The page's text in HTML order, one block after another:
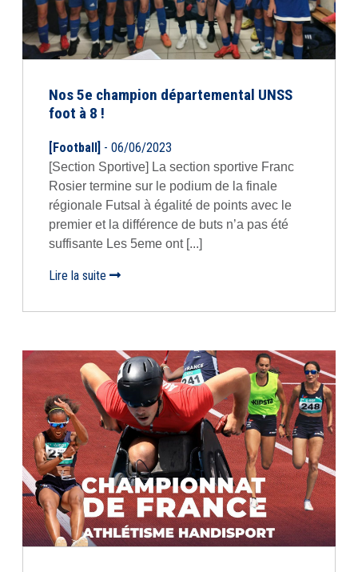
Nos 5e champion départemental UNSS
foot à 8 !
[Football] - 06/06/2023
[Section Sportive] La section sportive Franc
Rosier termine sur le podium de la finale
régionale Futsal à égalité de points avec le
premier et la différence de buts n’a pas été
suffisante Les 5eme ont [...]
Lire la suite